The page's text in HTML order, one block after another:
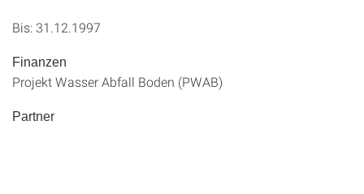
Bis: 31.12.1997
Finanzen
Projekt Wasser Abfall Boden (PWAB)
Partner